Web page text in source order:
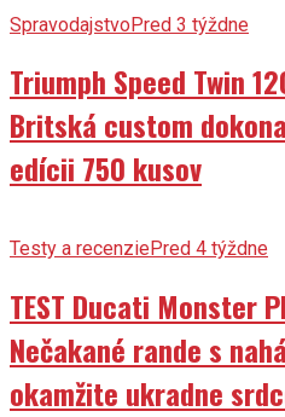
SpravodajstvoPred 3 týždne
Triumph Speed Twin
Britská custom
edícii 750 kusov
Testy a recenziePred 4 týždne
TEST Ducati Monster
Nečakané rande s
okamžite ukradne